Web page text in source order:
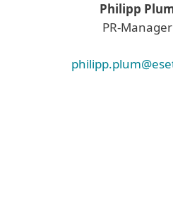
Philipp
PR-Manager